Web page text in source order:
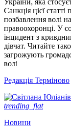
Санкція цієї
позбавлення волі
правоохоронці. У
інцидент з
дівчат. Читайте
загрожують
волі
Редакція Терміново
trending_flat
Новини